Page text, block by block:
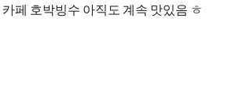
페 호박빙수 아직도 계속 맛있음 ㅎ